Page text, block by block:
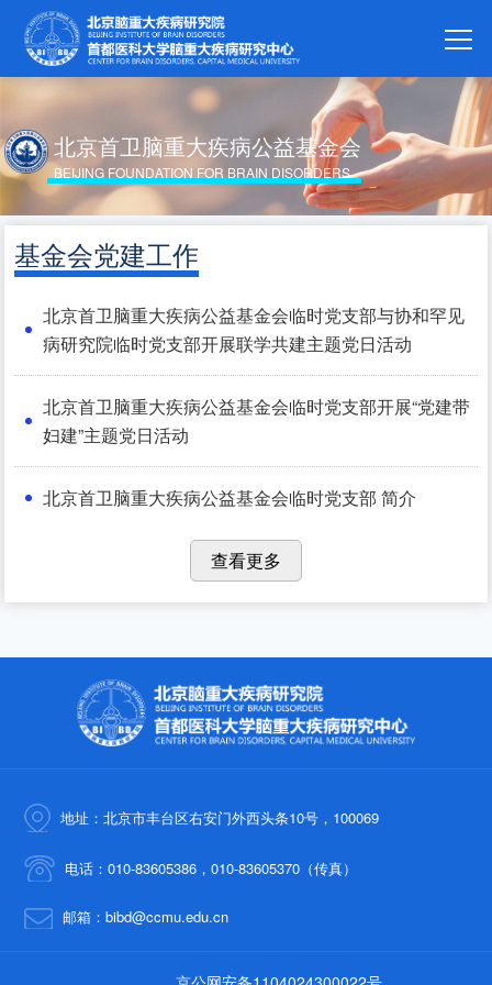
北京首卫脑重大疾病公益基金会
BEIJING FOUNDATION FOR BRAIN DISORDERS
基金会党建工作
北京首卫脑重大疾病公益基金会临时党支部与协和罕见
病研究院临时党支部开展联学共建主题党日活动
北京首卫脑重大疾病公益基金会临时党支部开展“党建带
妇建”主题党日活动
北京首卫脑重大疾病公益基金会临时党支部 简介
查看更多
地址：北京市丰台区右安门外西头条10号，100069
电话：010-83605386，010-83605370（传真）
邮箱：bibd@ccmu.edu.cn